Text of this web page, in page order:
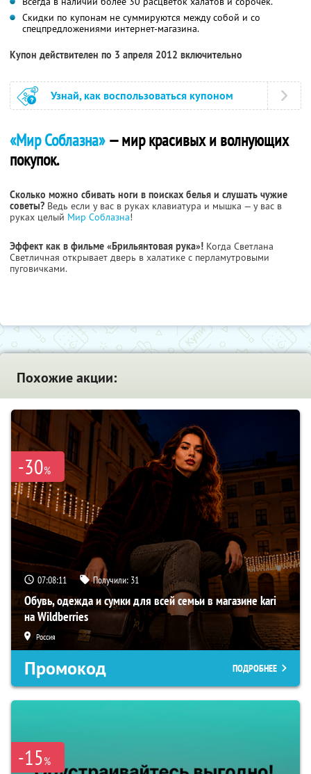
Скидки по купонам не суммируются между собой и со
спецпредложениями интернет-магазина.
Купон действителен по 3 апреля 2012 включительно
Узнай, как воспользоваться купоном
«Мир Соблазна»— мир красивых и волнующих
покупок.
Сколько можно сбивать ноги в поисках белья и слушать чужие
советы? Ведь если у вас в руках клавиатура и мышка — у вас в
руках целый Мир Соблазна!
Эффект как в фильме «Брильянтовая рука»! Когда Светлана
Светличная открывает дверь в халатике с перламутровыми
пуговичками.
Похожие акции:
-30%
07:08:10 Получили: 31
Обувь, одежда и сумки для всей семьи в магазине kari
на Wildberries
Россия
Промокод ПОДРОБНЕЕ
-15%